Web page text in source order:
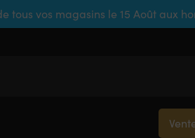
tous vos magasins le 15 Août aux